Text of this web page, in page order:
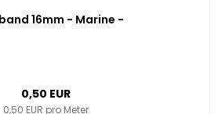
16mm - Marine -
0,50 EUR
0,50 EUR pro Meter